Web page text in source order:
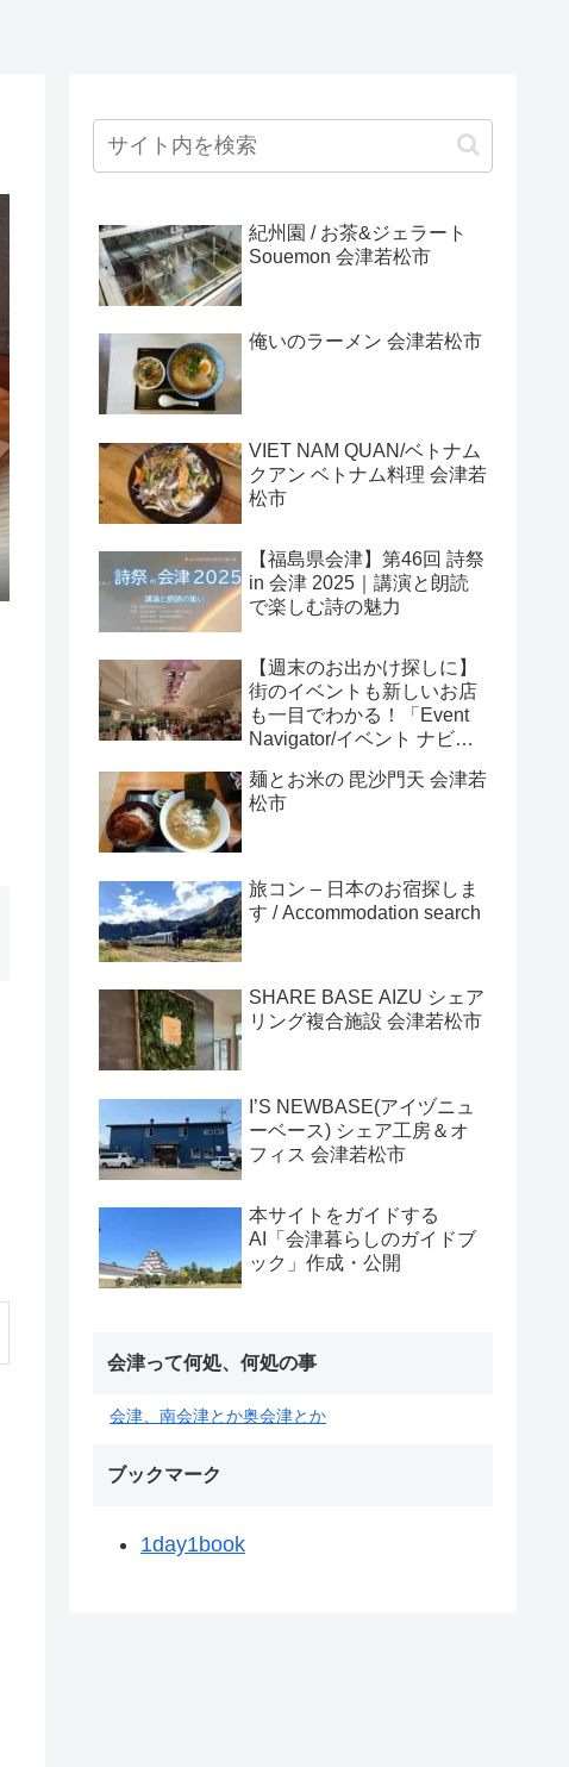
紀州園 / お茶&ジェラート
Souemon 会津若松市
俺いのラーメン 会津若松市
VIET NAM QUAN/ベトナム
クアン ベトナム料理 会津若
松市
【福島県会津】第46回 詩祭
in 会津 2025｜講演と朗読
で楽しむ詩の魅力
【週末のお出かけ探しに】
街のイベントも新しいお店
も一目でわかる！「Event
Navigator/イベント ナビゲ
麺とお米の 毘沙門天 会津若
松市
旅コン – 日本のお宿探しま
す / Accommodation search
SHARE BASE AIZU シェア
リング複合施設 会津若松市
I’S NEWBASE(アイヅニュ
ーベース) シェア工房＆オ
フィス 会津若松市
本サイトをガイドする
AI「会津暮らしのガイドブ
ック」作成・公開
会津って何処、何処の事
会津、南会津とか奥会津とか
ブックマーク
1day1book